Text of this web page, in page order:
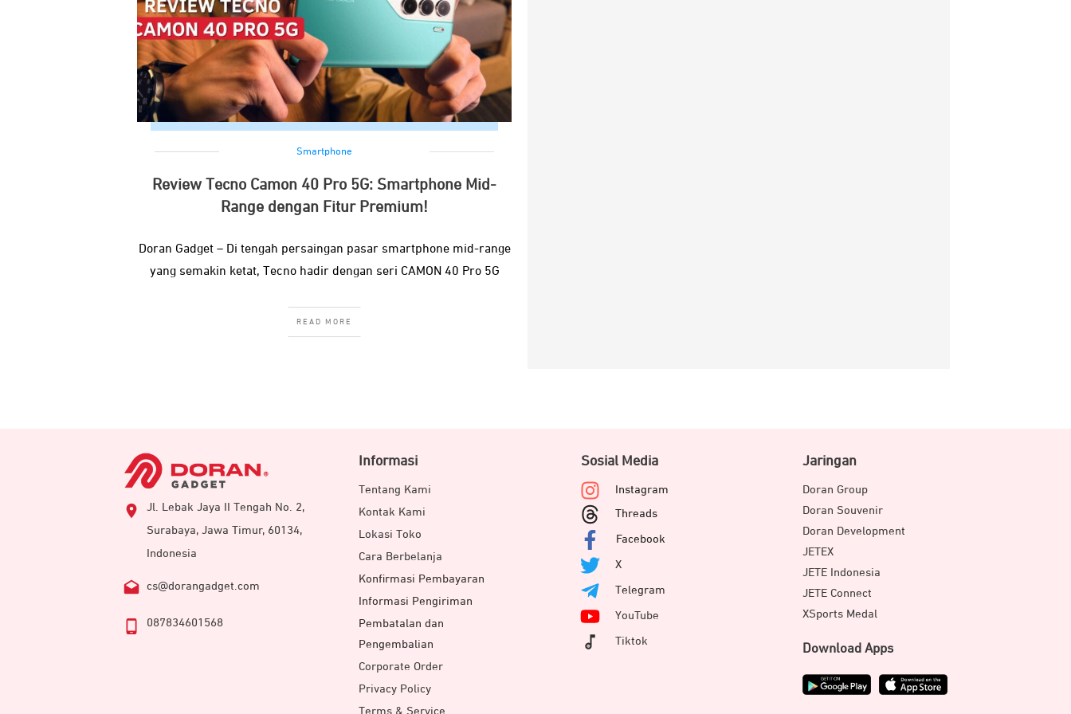
Smartphone
Review Tecno Camon 40 Pro 5G: Smartphone Mid-
Range dengan Fitur Premium!
Doran Gadget – Di tengah persaingan pasar smartphone mid-range
yang semakin ketat, Tecno hadir dengan seri CAMON 40 Pro 5G
READ MORE
Jl. Lebak Jaya II Tengah No. 2,
Surabaya, Jawa Timur, 60134,
Indonesia
cs@dorangadget.com
087834601568
Informasi
Tentang Kami
Kontak Kami
Lokasi Toko
Cara Berbelanja
Konfirmasi Pembayaran
Informasi Pengiriman
Pembatalan dan
Pengembalian
Corporate Order
Privacy Policy
Terms & Service
Sosial Media
Instagram
Threads
Facebook
X
Telegram
YouTube
Tiktok
Jaringan
Doran Group
Doran Souvenir
Doran Development
JETEX
JETE Indonesia
JETE Connect
XSports Medal
Download Apps